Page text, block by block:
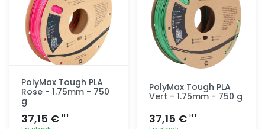
PolyMax Tough PLA
Rose - 1.75mm - 750
g
37,15 € HT
PolyMax Tough PLA
Vert - 1.75mm - 750 g
37,15 € HT